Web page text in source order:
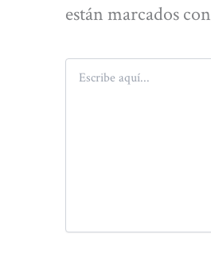
están marcados con
Escribe
aquí...